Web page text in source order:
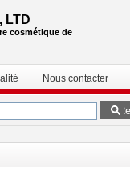
LTD
cosmétique de
Nous contacter